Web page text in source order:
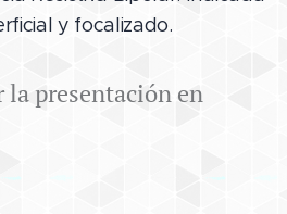
y focalizado.
la presentación en